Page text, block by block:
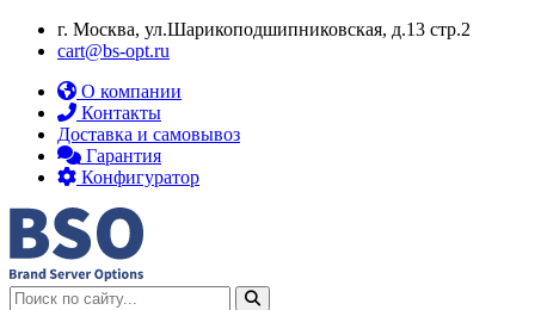
г. Москва, ул.​​Шарикоподшипниковская, д.13 стр.2
cart@bs-opt.ru
О компании
Контакты
Доставка и самовывоз
Гарантия
Конфигуратор